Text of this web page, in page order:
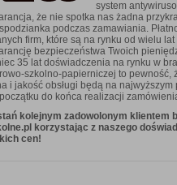
system
że nie spotka nas żadna
podczas zamawiania.
firm, które są na rynku od wielu
bezpieczeństwa Twoich
35 lat doświadczenia na rynku w
szkolno-papierniczej to pewność,
i jakość obsługi będą na najwyższym
do końca realizacji
kolejnym zadowolonym klientem
korzystając z naszego
cen!